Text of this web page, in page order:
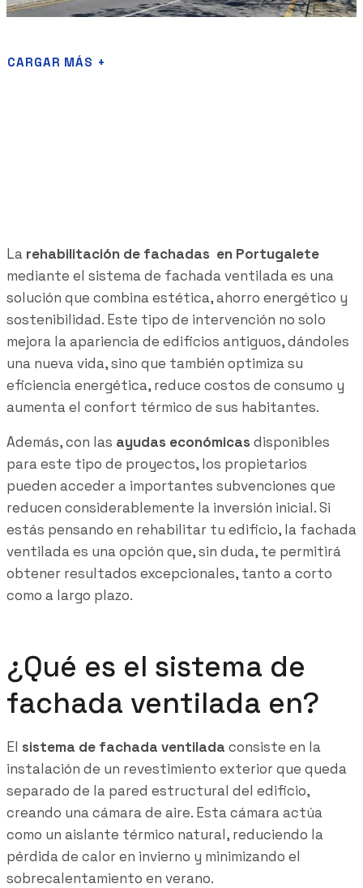
CARGAR MÁS +
La rehabilitación de fachadas en Portugalete
mediante el sistema de fachada ventilada es una
solución que combina estética, ahorro energético y
sostenibilidad. Este tipo de intervención no solo
mejora la apariencia de edificios antiguos, dándoles
una nueva vida, sino que también optimiza su
eficiencia energética, reduce costos de consumo y
aumenta el confort térmico de sus habitantes.
Además, con las ayudas económicas disponibles
para este tipo de proyectos, los propietarios
pueden acceder a importantes subvenciones que
reducen considerablemente la inversión inicial. Si
estás pensando en rehabilitar tu edificio, la fachada
ventilada es una opción que, sin duda, te permitirá
obtener resultados excepcionales, tanto a corto
como a largo plazo.
¿Qué es el sistema de
fachada ventilada en?
El sistema de fachada ventilada consiste en la
instalación de un revestimiento exterior que queda
separado de la pared estructural del edificio,
creando una cámara de aire. Esta cámara actúa
como un aislante térmico natural, reduciendo la
pérdida de calor en invierno y minimizando el
sobrecalentamiento en verano.